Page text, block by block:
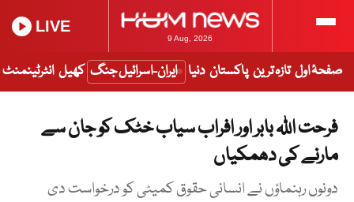
9 Aug, 2026
LIVE
صفحۂ اول تازہ ترین پاکستان دنیا ایران-اسرائیل جنگ کھیل انٹرٹینمنٹ
فرحت اللہ بابر اور افراب سیاب خٹک کو جان سے
مارنے کی دھمکیاں
دونوں رہنماؤں نے انسانی حقوق کمیٹی کو درخواست دی